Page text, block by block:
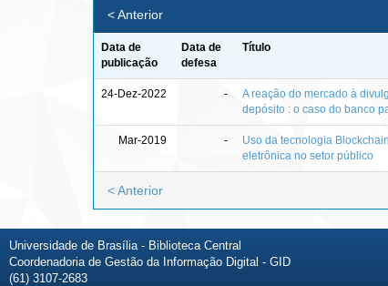
< Anterior
Data de
publicação
Data de
defesa
Título
24-Dez-2022 -
A reação do mercado à
depósito : o caso do banco
Mar-2019 -
Uso da tecnologia
eletrônica no setor público
< Anterior
Universidade de Brasília - Biblioteca Central
Coordenadoria de Gestão da Informação Digital - GID
(61) 3107-2683